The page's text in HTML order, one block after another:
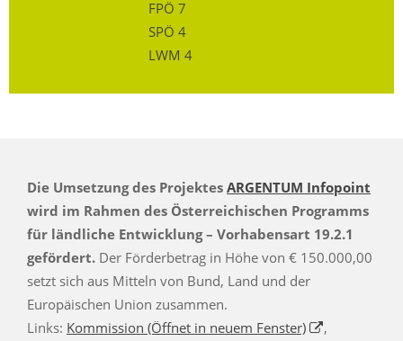
FPÖ 7
SPÖ 4
LWM 4
Die Umsetzung des Projektes ARGENTUM Infopoint
wird im Rahmen des Österreichischen Programms
für ländliche Entwicklung – Vorhabensart 19.2.1
gefördert. Der Förderbetrag in Höhe von € 150.000,00
setzt sich aus Mitteln von Bund, Land und der
Europäischen Union zusammen.
Links: Kommission (Öffnet in neuem Fenster)
,